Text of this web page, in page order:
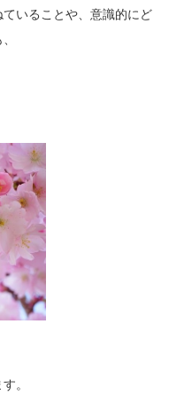
いることや、意識的にど
。